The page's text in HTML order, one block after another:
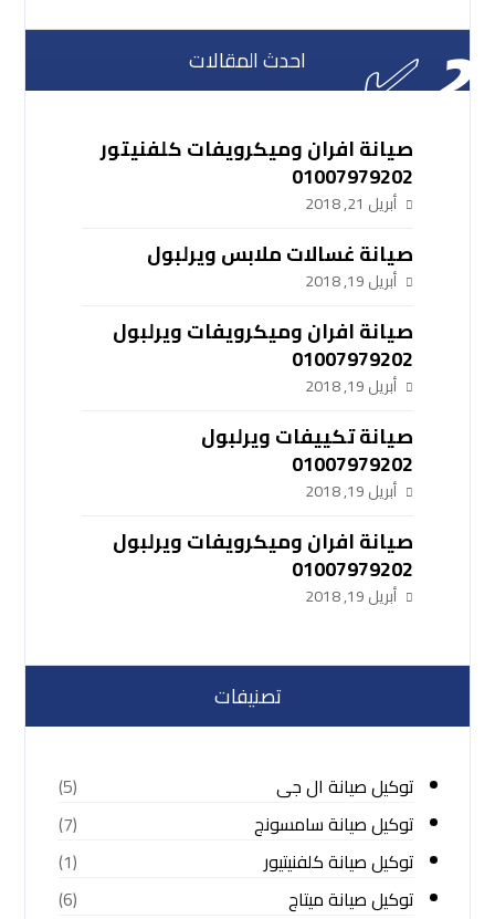
احدث المقالات
صيانة افران وميكرويفات كلفنيتور
01007979202
أبريل 21, 2018
صيانة غسالات ملابس ويرلبول
أبريل 19, 2018
صيانة افران وميكرويفات ويرلبول
01007979202
أبريل 19, 2018
صيانة تكييفات ويرلبول
01007979202
أبريل 19, 2018
صيانة افران وميكرويفات ويرلبول
01007979202
أبريل 19, 2018
تصنيفات
توكيل صيانة ال جى
(5)
توكيل صيانة سامسونج
(7)
توكيل صيانة كلفنيتيور
(1)
توكيل صيانة ميتاج
(6)